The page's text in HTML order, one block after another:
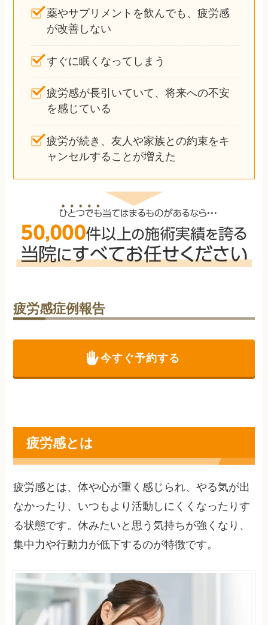
薬やサプリメントを飲んでも、疲労感
が改善しない
すぐに眠くなってしまう
疲労感が長引いていて、将来への不安
を感じている
疲労が続き、友人や家族との約束をキ
ャンセルすることが増えた
疲労感症例報告
今すぐ予約する
疲労感とは
疲労感とは、体や心が重く感じられ、やる気が出
なかったり、いつもより活動しにくくなったりす
る状態です。休みたいと思う気持ちが強くなり、
集中力や行動力が低下するのが特徴です。